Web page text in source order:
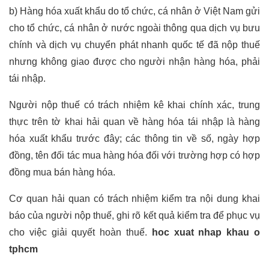
b) Hàng hóa xuất khẩu do tổ chức, cá nhân ở Việt Nam gửi
cho tổ chức, cá nhân ở nước ngoài thông qua dịch vụ bưu
chính và dịch vụ chuyển phát nhanh quốc tế đã nộp thuế
nhưng không giao được cho người nhận hàng hóa, phải
tái nhập.
Người nộp thuế có trách nhiệm kê khai chính xác, trung
thực trên tờ khai hải quan về hàng hóa tái nhập là hàng
hóa xuất khẩu trước đây; các thông tin về số, ngày hợp
đồng, tên đối tác mua hàng hóa đối với trường hợp có hợp
đồng mua bán hàng hóa.
Cơ quan hải quan có trách nhiệm kiểm tra nội dung khai
báo của người nộp thuế, ghi rõ kết quả kiểm tra để phục vụ
cho việc giải quyết hoàn thuế.
hoc xuat nhap khau o
tphcm